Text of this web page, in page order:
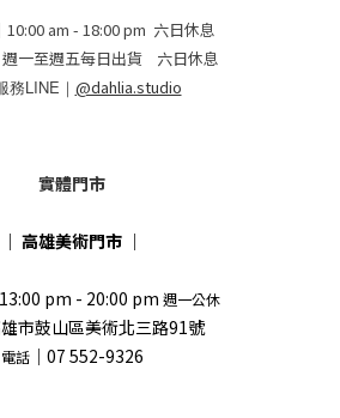
10:00 am - 18:00 pm 六日休息
週一至週五每日出貨 六日休息
務LINE｜ @dahlia.studio
實體門市
｜ 高雄美術門市 ｜
pm - 20:00 pm 週一公休
雄市鼓山區美術北三路91號
電話｜07 552-9326